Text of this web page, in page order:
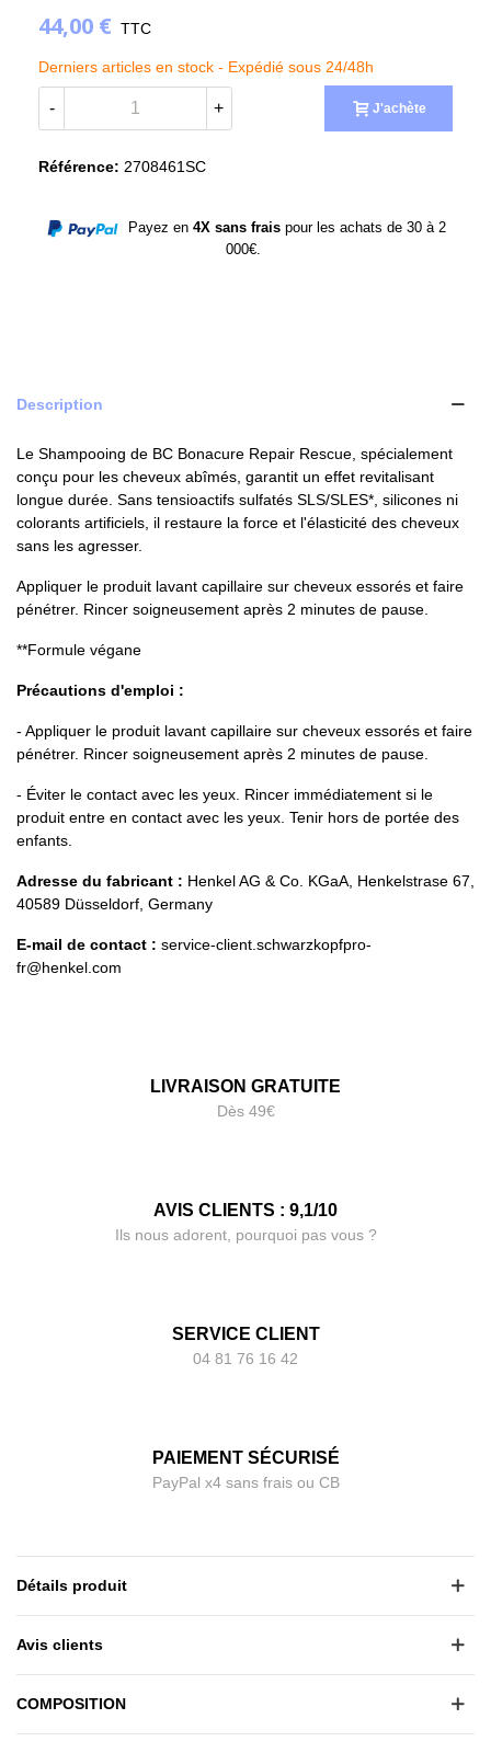
44,00 € TTC
Derniers articles en stock - Expédié sous 24/48h
- + J'achète
Référence: 2708461SC
Payez en 4X sans fraispour les achats de 30 à 2
000€.
Description
Le Shampooing de BC Bonacure Repair Rescue, spécialement
conçu pour les cheveux abîmés, garantit un effet revitalisant
longue durée. Sans tensioactifs sulfatés SLS/SLES*, silicones ni
colorants artificiels, il restaure la force et l'élasticité des cheveux
sans les agresser.
Appliquer le produit lavant capillaire sur cheveux essorés et faire
pénétrer. Rincer soigneusement après 2 minutes de pause.
**Formule végane
Précautions d'emploi :
- Appliquer le produit lavant capillaire sur cheveux essorés et faire
pénétrer. Rincer soigneusement après 2 minutes de pause.
- Éviter le contact avec les yeux. Rincer immédiatement si le
produit entre en contact avec les yeux. Tenir hors de portée des
enfants.
Adresse du fabricant : Henkel AG & Co. KGaA, Henkelstrase 67,
40589 Düsseldorf, Germany
E-mail de contact : service-client.schwarzkopfpro-
fr@henkel.com
LIVRAISON GRATUITE
Dès 49€
AVIS CLIENTS : 9,1/10
Ils nous adorent, pourquoi pas vous ?
SERVICE CLIENT
04 81 76 16 42
PAIEMENT SÉCURISÉ
PayPal x4 sans frais ou CB
Détails produit
Avis clients
COMPOSITION